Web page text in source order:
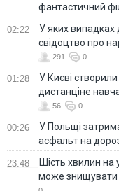
фантастичний
02:22
У яких випадках
свідоцтво про
291 0
01:28
У Києві
дистанціне
56 0
00:26
У Польщі
асфальт на
23:48
Шість хвилин на
може знищувати